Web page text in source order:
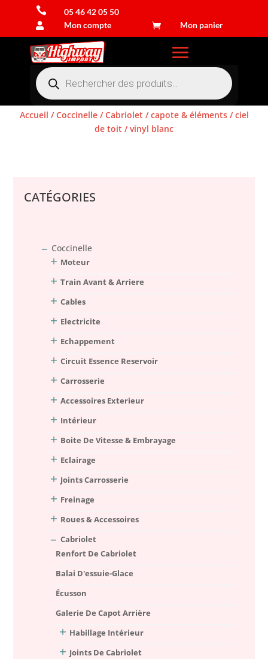
 05 46 42 05 50
 Mon compte  Mon panier
Recherche
de
produits
Accueil /Coccinelle/Cabriolet /capote & éléments/ciel
de toit / vinyl blanc
CATÉGORIES
Coccinelle
Moteur
Train Avant & Arriere
Cables
Electricite
Echappement
Circuit Essence Reservoir
Carrosserie
Accessoires Exterieur
Intérieur
Boite De Vitesse & Embrayage
Eclairage
Joints Carrosserie
Freinage
Roues & Accessoires
Cabriolet
Renfort De Cabriolet
Balai D'essuie-Glace
Écusson
Galerie De Capot Arrière
Habillage Intérieur
Joints De Cabriolet